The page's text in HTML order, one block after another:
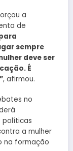
a
de
sempre
deve ser
É
, afirmou.
no
políticas
a mulher
na formação